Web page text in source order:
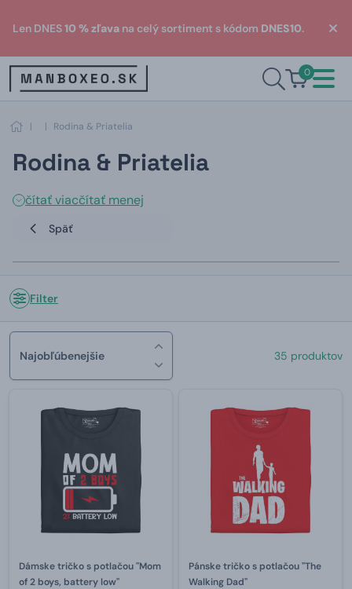
Len DNES10 % zľava na celý sortiment s kódom DNES10.
0
| | Rodina & Priatelia
Rodina & Priatelia
čítať viacčítať menej
Späť
Filter
Najobľúbenejšie 35 produktov
Dámske tričko s potlačou "Mom
of 2 boys, battery low"
Pánske tričko s potlačou "The
Walking Dad"